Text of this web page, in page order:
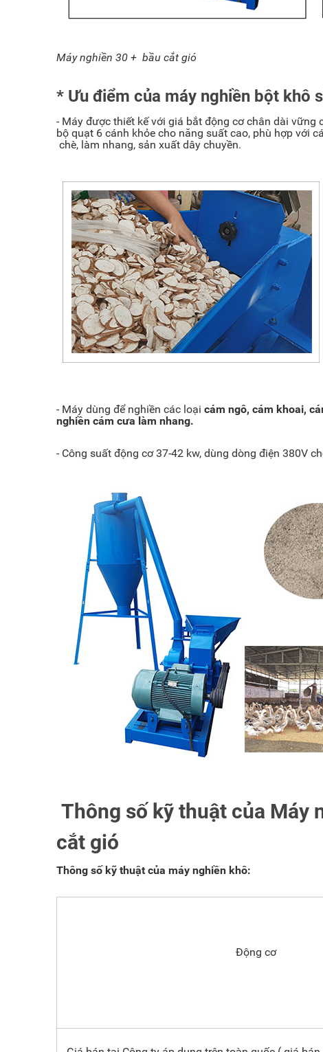
Máy nghiền 30 + bầu cắt gió
* Ưu điểm của máy nghiền bột khô
- Máy được thiết kế với giá bắt động cơ chân dài vững
bộ quạt 6 cánh khỏe cho năng suất cao, phù hợp với
chè, làm nhang, sản xuất dây chuyền.
- Máy dùng để nghiền các loại cám ngô, cám khoai,
nghiền cám cưa làm nhang.
- Công suất động cơ 37-42 kw, dùng dòng điện 380V
Thông số kỹ thuật của Máy
cắt gió
Thông số kỹ thuật của máy nghiền khô:
Động cơ